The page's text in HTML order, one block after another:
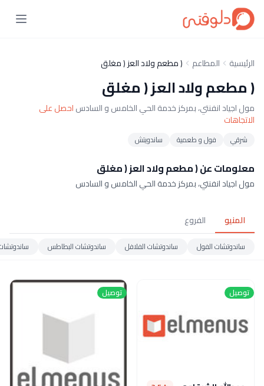
الرئيسية المطاعم ( مطعم ولاد العز ( مغلق
( مطعم ولاد العز ( مغلق
مول اجياد انفنتي، بمركز خدمة الحي الخامس و السادساحصل على
الاتجاهات
شرقي فول و طعمية ساندويتش
معلومات عن ( مطعم ولاد العز ( مغلق
مول اجياد انفنتي، بمركز خدمة الحي الخامس و السادس
المنيو الفروع
ساندوتشات الفول ساندوتشات الفلافل ساندوتشات البطاطس
توصيل توصيل